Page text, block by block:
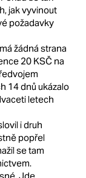
jak vyvinout
požadavky
žádná strana
20 KSČ na
14 dnů ukázalo
letech
i druh
popřel
se tam